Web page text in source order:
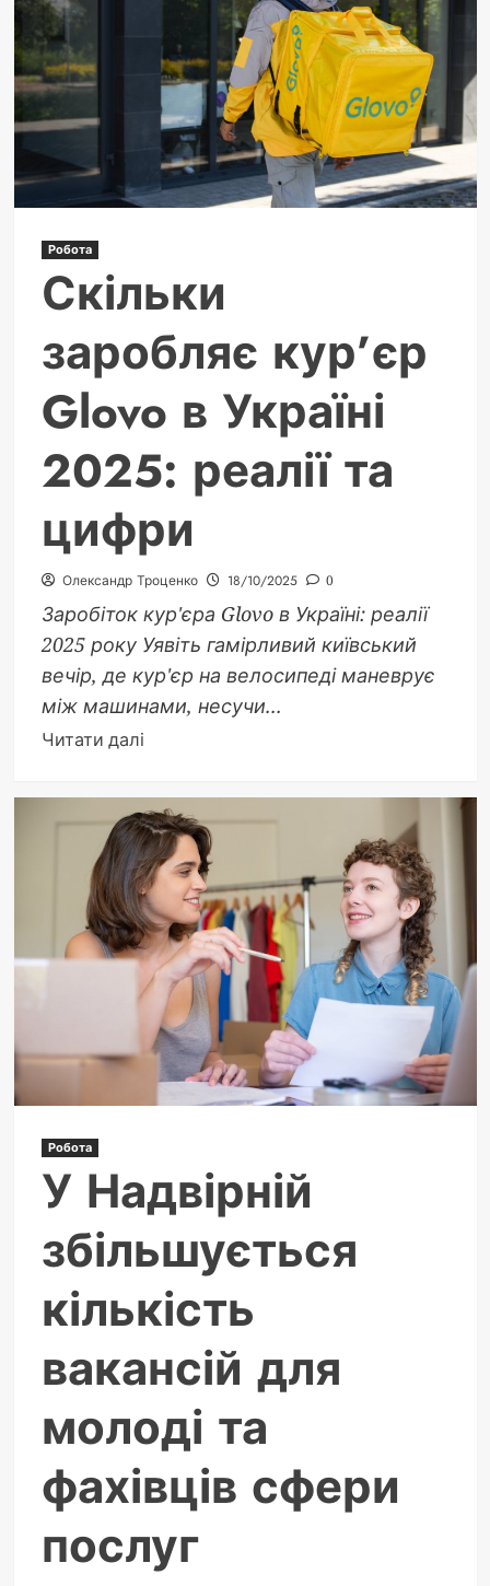
приклади
Робота
Скільки
заробляє кур’єр
Glovo в Україні
2025: реалії та
цифри
Олександр Троценко 18/10/2025 0
Заробіток кур'єра Glovo в Україні: реалії
2025 року Уявіть гамірливий київський
вечір, де кур'єр на велосипеді маневрує
між машинами, несучи...
Читати даліДокладніше
Скільки
заробляє
кур’єр
Glovo
в
Україні
2025:
реалії
та
цифри
Робота
У Надвірній
збільшується
кількість
вакансій для
молоді та
фахівців сфери
послуг